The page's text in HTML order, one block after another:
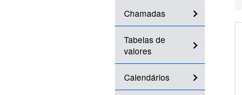
Chamadas
Tabelas de
valores
Calendários